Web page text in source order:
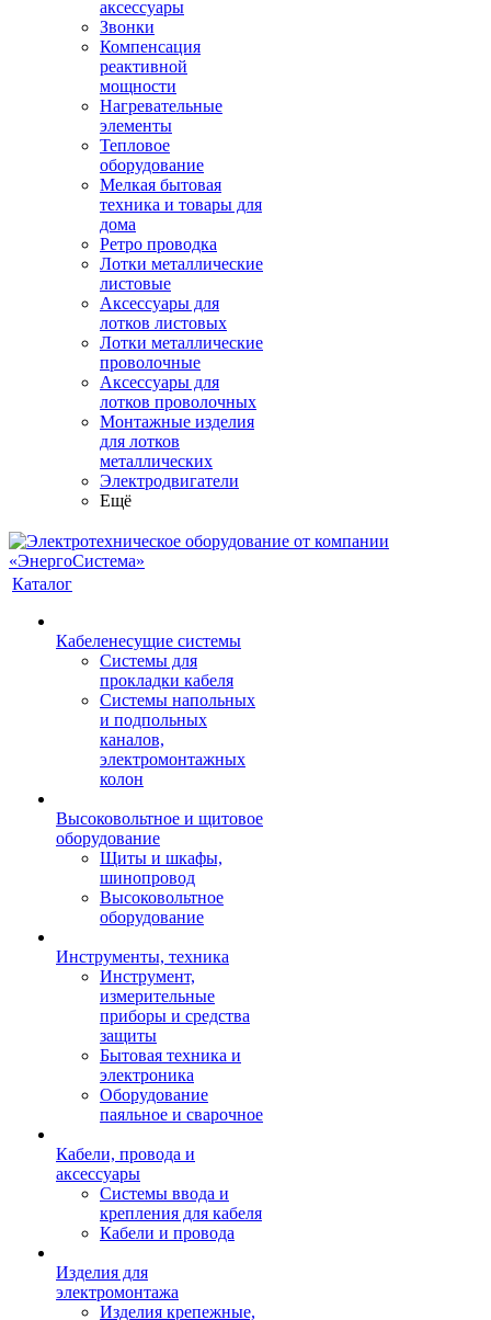
аксессуары
Звонки
Компенсация
реактивной
мощности
Нагревательные
элементы
Тепловое
оборудование
Мелкая бытовая
техника и товары для
дома
Ретро проводка
Лотки металлические
листовые
Аксессуары для
лотков листовых
Лотки металлические
проволочные
Аксессуары для
лотков проволочных
Монтажные изделия
для лотков
металлических
Электродвигатели
Ещё
Каталог
Кабеленесущие системы
Системы для
прокладки кабеля
Системы напольных
и подпольных
каналов,
электромонтажных
колон
Высоковольтное и щитовое
оборудование
Щиты и шкафы,
шинопровод
Высоковольтное
оборудование
Инструменты, техника
Инструмент,
измерительные
приборы и средства
защиты
Бытовая техника и
электроника
Оборудование
паяльное и сварочное
Кабели, провода и
аксессуары
Системы ввода и
крепления для кабеля
Кабели и провода
Изделия для
электромонтажа
Изделия крепежные,